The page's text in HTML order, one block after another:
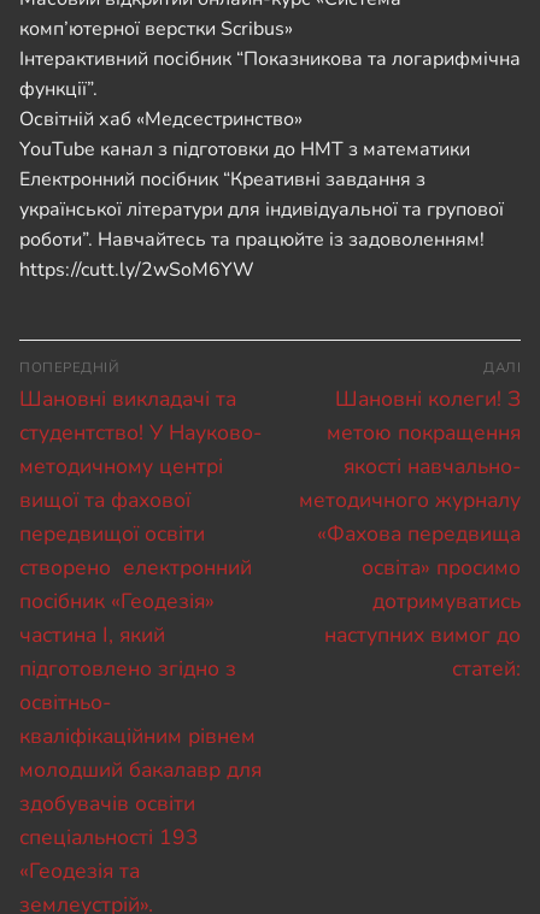
комп’ютерної верстки Scribus»
Інтерактивний посібник “Показникова та логарифмічна
функції”.
Освітній хаб «Медсестринство»
YouTube канал з підготовки до НМТ з математики
Електронний посібник “Креативні завдання з
української літератури для індивідуальної та групової
роботи”. Навчайтесь та працюйте із задоволенням!
https://cutt.ly/2wSoM6YW
Навігація
записів
ПОПЕРЕДНІЙ
Попередній
запис:
Шановні викладачі та
студентство! У Науково-
методичному центрі
вищої та фахової
передвищої освіти
створено електронний
посібник «Геодезія»
частина І, який
підготовлено згідно з
освітньо-
кваліфікаційним рівнем
молодший бакалавр для
здобувачів освіти
спеціальності 193
«Геодезія та
землеустрій».
ДАЛІ
Наступний
запис:
Шановні колеги! З
метою покращення
якості навчально-
методичного журналу
«Фахова передвища
освіта» просимо
дотримуватись
наступних вимог до
статей: